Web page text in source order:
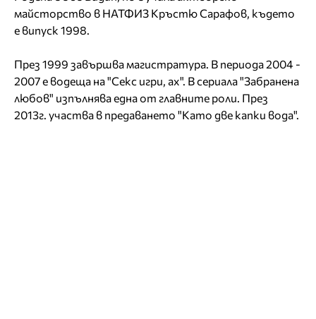
майсторство в НАТФИЗ Кръстю Сарафов, където
е випуск 1998.
През 1999 завършва магистратура. В периода 2004 -
2007 е водеща на "Секс игри, ах". В сериала "Забранена
любов" изпълнява една от главните роли. През
2013г. участва в предаването "Като две капки вода".